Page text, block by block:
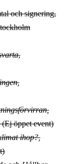
och signering,
,
,
,
öppet event)
ihop?,